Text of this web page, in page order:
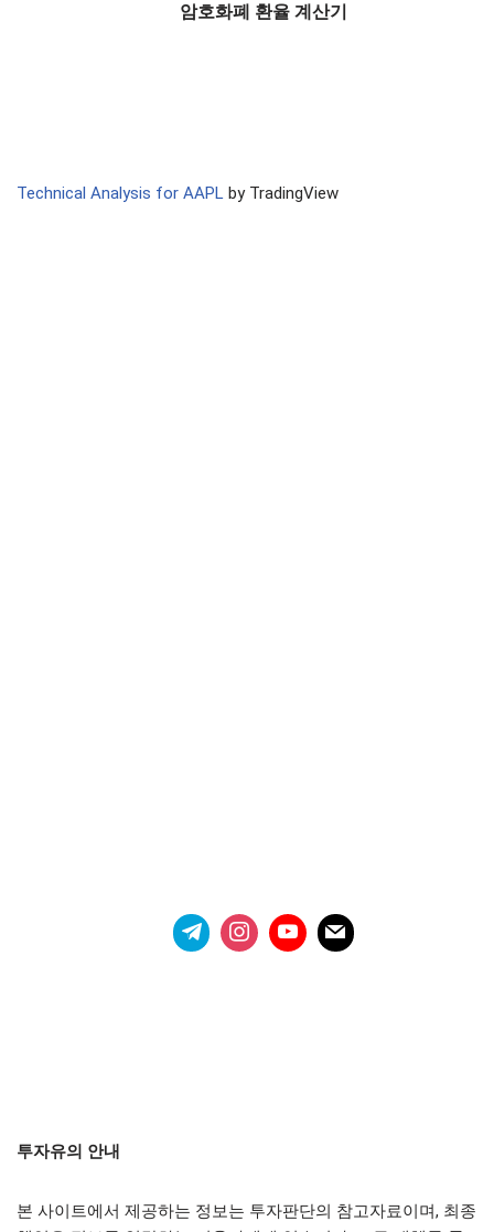
암호화폐 환율 계산기
Technical Analysis for AAPL by TradingView
투자유의 안내
본 사이트에서 제공하는 정보는 투자판단의 참고자료이며, 최종